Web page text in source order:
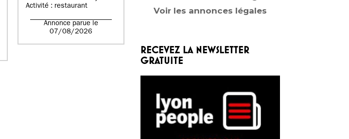
Activité : restaurant
Annonce parue le
07/08/2026
Voir les annonces légales
RECEVEZ LA NEWSLETTER
GRATUITE